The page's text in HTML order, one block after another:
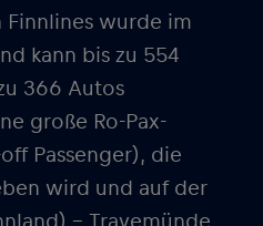
Finnlines wurde im
kann bis zu 554
366 Autos
große Ro-Pax-
Passenger), die
wird und auf der